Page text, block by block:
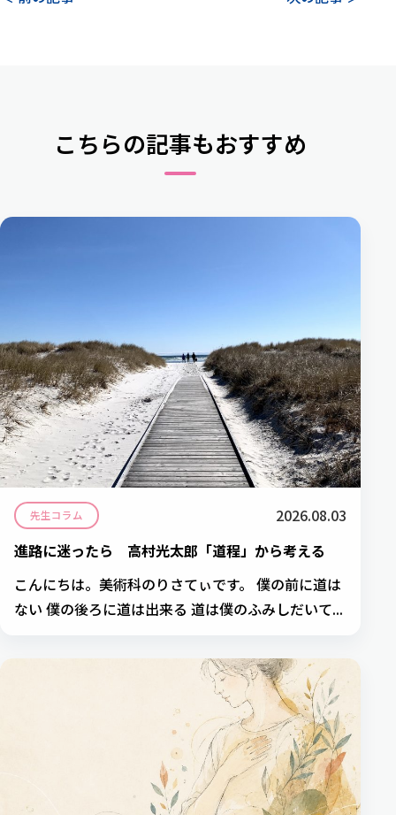
こちらの記事もおすすめ
先生コラム
2026.08.03
進路に迷ったら 高村光太郎「道程」から考える
こんにちは。美術科のりさてぃです。 僕の前に道は
ない 僕の後ろに道は出来る 道は僕のふみしだいて...